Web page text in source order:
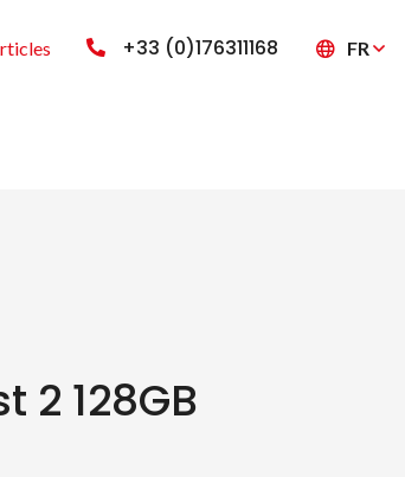
+33 (0)176311168 FR
2 128GB